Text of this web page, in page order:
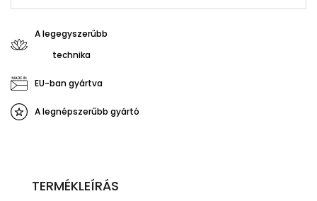
A legegyszerűbb
technika
EU-ban gyártva
A legnépszerűbb gyártó
TERMÉKLEÍRÁS